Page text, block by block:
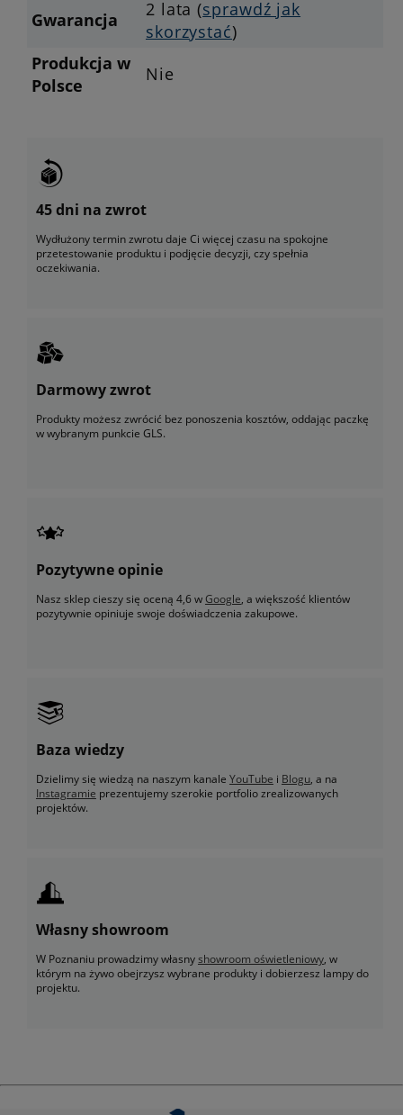
Gwarancja 2 lata (sprawdź jak
skorzystać)
Produkcja w
Polsce
Nie
45 dni na zwrot
Wydłużony termin zwrotu daje Ci więcej czasu na spokojne
przetestowanie produktu i podjęcie decyzji, czy spełnia
oczekiwania.
Darmowy zwrot
Produkty możesz zwrócić bez ponoszenia kosztów, oddając paczkę
w wybranym punkcie GLS.
Pozytywne opinie
Nasz sklep cieszy się oceną 4,6 wGoogle, a większość klientów
pozytywnie opiniuje swoje doświadczenia zakupowe.
Baza wiedzy
Dzielimy się wiedzą na naszym kanale YouTube i Blogu, a na
Instagramie prezentujemy szerokie portfolio zrealizowanych
projektów.
Własny showroom
W Poznaniu prowadzimy własnyshowroom oświetleniowy, w
którym na żywo obejrzysz wybrane produkty i dobierzesz lampy do
projektu.